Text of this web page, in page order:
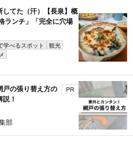
てた（汗）【長泉】概
ランチ」「完全に穴場
学べるスポット
観光
戸の張り替え方の
！
PR
部